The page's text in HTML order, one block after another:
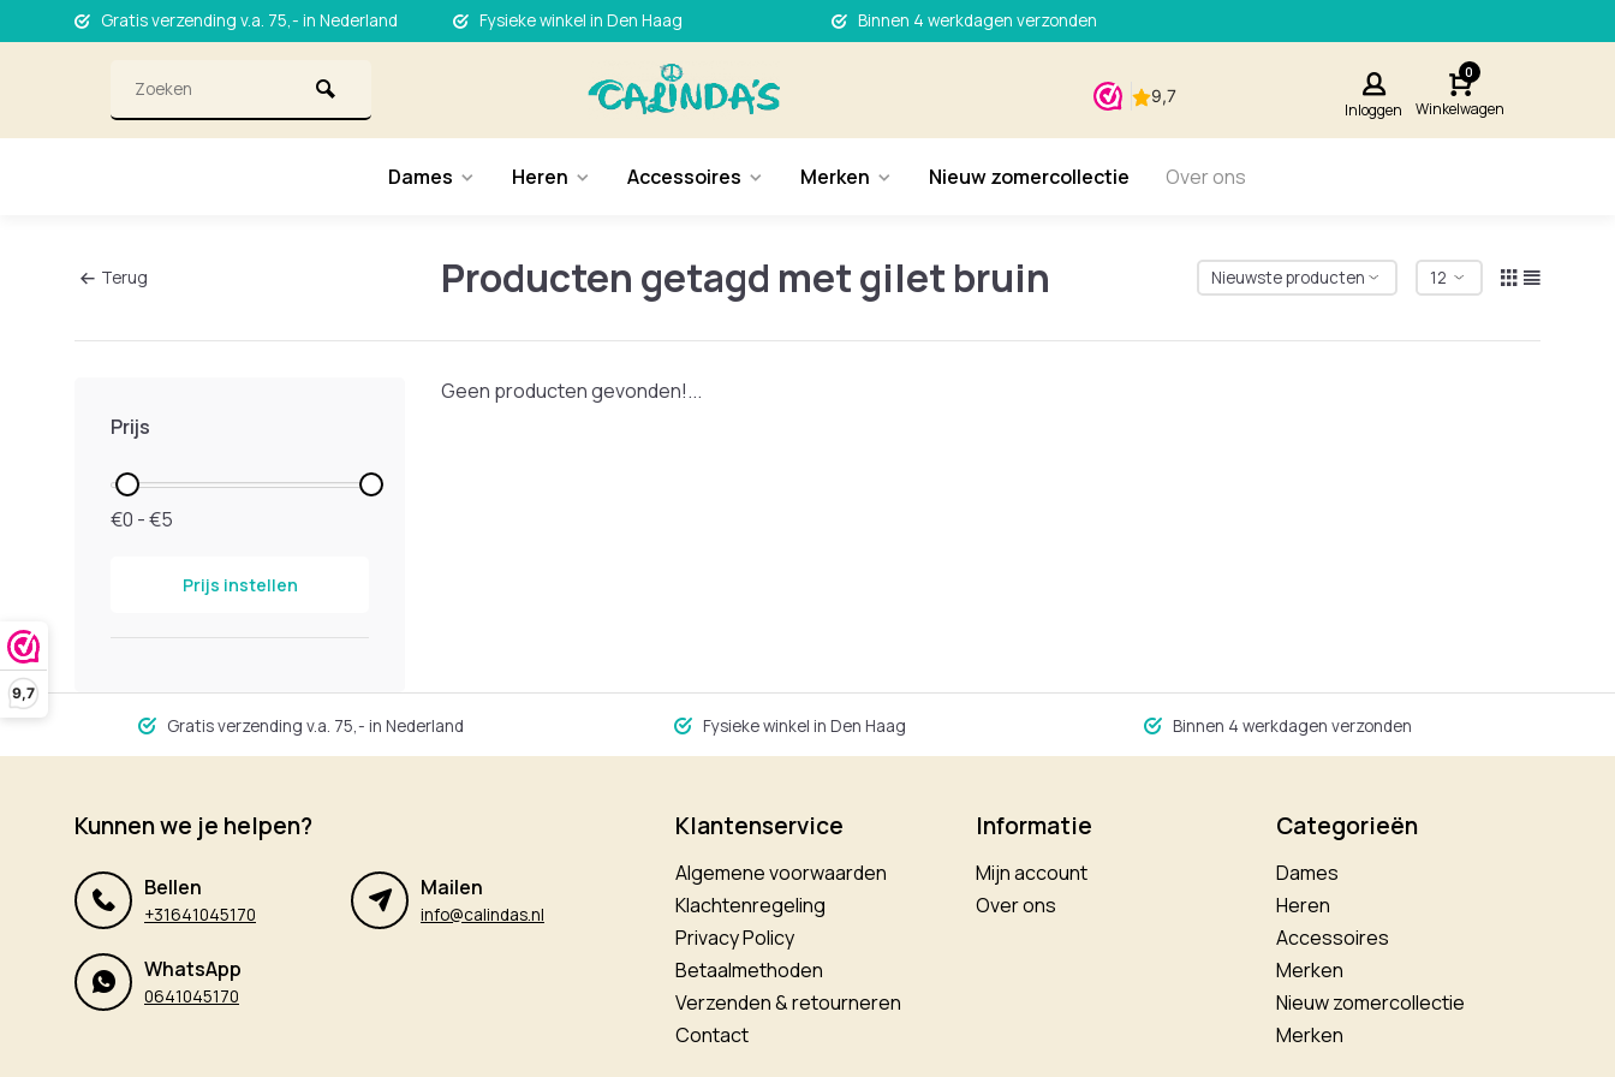
9,7
Gratis verzending v.a. 75,- in Nederland Fysieke winkel in Den Haag Binnen 4 werkdagen verzonden
Inloggen
0
Winkelwagen
Dames Heren Accessoires Merken Nieuw zomercollectie Over ons
Terug Producten getagd met gilet bruin
Prijs
€0 - €5
Prijs instellen
Geen producten gevonden!...
Gratis verzending v.a. 75,- in Nederland Fysieke winkel in Den Haag Binnen 4 werkdagen verzonden
Kunnen we je helpen?
Bellen
+31641045170
Mailen
info@calindas.nl
WhatsApp
0641045170
Klantenservice
Algemene voorwaarden
Klachtenregeling
Privacy Policy
Betaalmethoden
Verzenden & retourneren
Contact
Informatie
Mijn account
Over ons
Categorieën
Dames
Heren
Accessoires
Merken
Nieuw zomercollectie
Merken